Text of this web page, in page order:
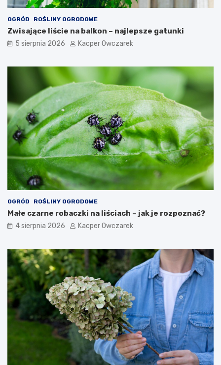
OGRÓD ROŚLINY OGRODOWE
Zwisające liście na balkon – najlepsze gatunki
5 sierpnia 2026 Kacper Owczarek
OGRÓD ROŚLINY OGRODOWE
Małe czarne robaczki na liściach – jak je rozpoznać?
4 sierpnia 2026 Kacper Owczarek